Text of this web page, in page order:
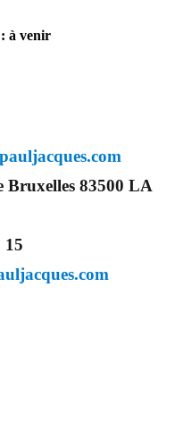
à venir
Bruxelles 83500 LA
15